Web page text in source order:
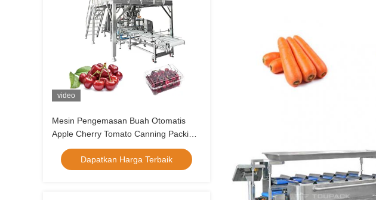
video
Mesin Pengemasan Buah Otomatis
Apple Cherry Tomato Canning Packing
Kumquat Tray Mesin Pengemasan
Dapatkan Harga Terbaik